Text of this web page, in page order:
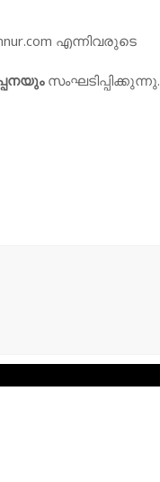
എന്നിവരുടെ
സംഘടിപ്പിക്കുന്നു.